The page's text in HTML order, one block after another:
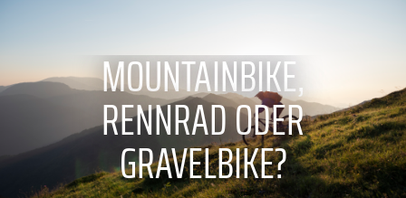
MOUNTAINBIKE,
RENNRAD ODER
GRAVELBIKE?